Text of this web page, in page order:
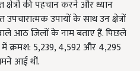
की पहचान करने और ध्यान
उपायों के साथ उन क्षेत्रों
वाले आठ जिलों के नाम बताए हैं. पिछले
क्रमश: 5,239, 4,592 और 4,295
आई थीं.